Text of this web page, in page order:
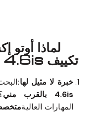
لماذا
تكييف BMW 4.6is في دبي؟
خبرة لا مثيل لها:
4.6is بالقرب مني
المهارات العالية